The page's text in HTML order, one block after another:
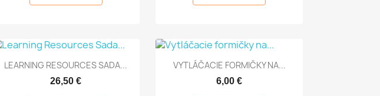
 Rýchly náhľad
LEARNING RESOURCES SADA...
26,50 €
 Rýchly náhľad
VYTLÁČACIE FORMIČKY NA...
6,00 €